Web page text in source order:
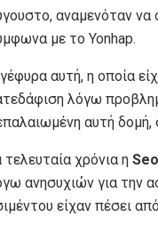
αναμενόταν
με το Yonhap.
αυτή, η οποία
λόγω
αυτή δομή,
τελευταία χρόνια η
ανησυχιών για την
είχαν πέσει